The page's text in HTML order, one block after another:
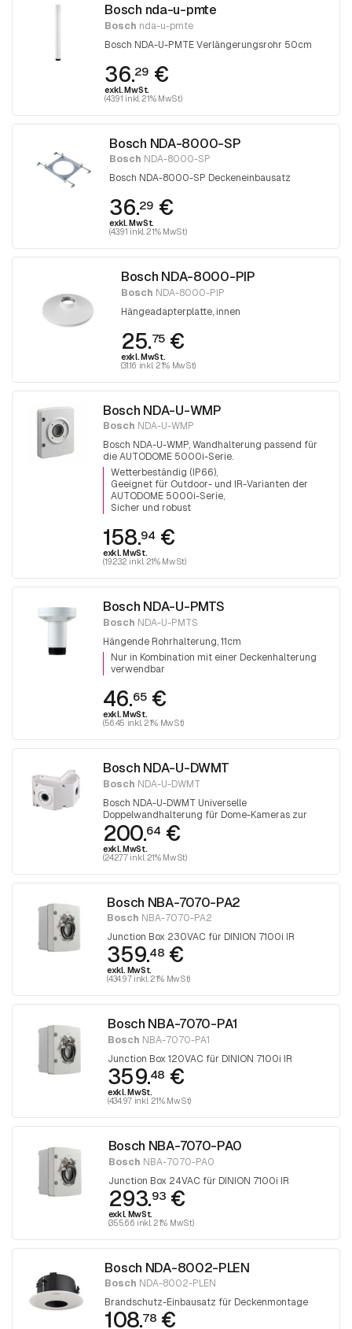
Bosch nda-u-pmte
Bosch nda-u-pmte
Bosch NDA-U-PMTE Verlängerungsrohr 50cm
36.29 €
exkl. MwSt.
(43.91 inkl. 21% MwSt)
Bosch NDA-8000-SP
Bosch NDA-8000-SP
Bosch NDA-8000-SP Deckeneinbausatz
36.29 €
exkl. MwSt.
(43.91 inkl. 21% MwSt)
Bosch NDA-8000-PIP
Bosch NDA-8000-PIP
Hängeadapterplatte, innen
25.75 €
exkl. MwSt.
(31.16 inkl. 21% MwSt)
Bosch NDA-U-WMP
Bosch NDA-U-WMP
Bosch NDA-U-WMP, Wandhalterung passend für
die AUTODOME 5000i-Serie.
Wetterbeständig (IP66)
Geeignet für Outdoor- und IR-Varianten der
AUTODOME 5000i-Serie
Sicher und robust
158.94 €
exkl. MwSt.
(192.32 inkl. 21% MwSt)
Bosch NDA-U-PMTS
Bosch NDA-U-PMTS
Hängende Rohrhalterung, 11cm
Nur in Kombination mit einer Deckenhalterung
verwendbar
46.65 €
exkl. MwSt.
(56.45 inkl. 21% MwSt)
Bosch NDA-U-DWMT
Bosch NDA-U-DWMT
Bosch NDA-U-DWMT Universelle
Doppelwandhalterung für Dome-Kameras zur
Verwendung in Kombination mit 2x NDA-U-WMT
Hänge-Wandmontagehalterung
200.64 €
exkl. MwSt.
(242.77 inkl. 21% MwSt)
Bosch NBA-7070-PA2
Bosch NBA-7070-PA2
Junction Box 230VAC für DINION 7100i IR
359.48€
exkl. MwSt.
(434.97 inkl. 21% MwSt)
Bosch NBA-7070-PA1
Bosch NBA-7070-PA1
Junction Box 120VAC für DINION 7100i IR
359.48 €
exkl. MwSt.
(434.97 inkl. 21% MwSt)
Bosch NBA-7070-PA0
Bosch NBA-7070-PA0
Junction Box 24VAC für DINION 7100i IR
293.93€
exkl. MwSt.
(355.66 inkl. 21% MwSt)
Bosch NDA-8002-PLEN
Bosch NDA-8002-PLEN
Brandschutz-Einbausatz für Deckenmontage
108.78€